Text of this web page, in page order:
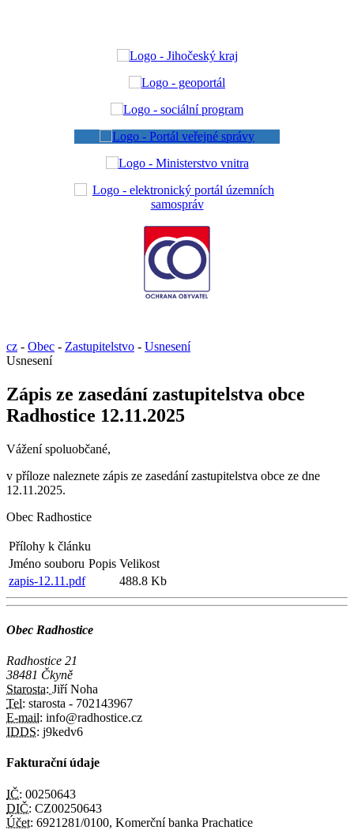
cz - Obec - Zastupitelstvo - Usnesení
Usnesení
Zápis ze zasedání zastupitelstva obce
Radhostice 12.11.2025
Vážení spoluobčané,
v příloze naleznete zápis ze zasedání zastupitelstva obce ze dne
12.11.2025.
Obec Radhostice
Přílohy k článku
Jméno souboru Popis Velikost
zapis-12.11.pdf
488.8 Kb
Obec Radhostice
Radhostice 21
38481 Čkyně
Starosta: Jiří Noha
Tel: starosta - 702143967
E-mail: info@radhostice.cz
IDDS: j9kedv6
Fakturační údaje
IČ: 00250643
DIČ: CZ00250643
Účet: 6921281/0100, Komerční banka Prachatice